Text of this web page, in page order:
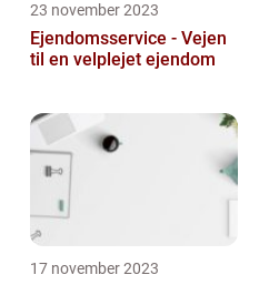
23 november 2023
Ejendomsservice - Vejen
til en velplejet ejendom
17 november 2023